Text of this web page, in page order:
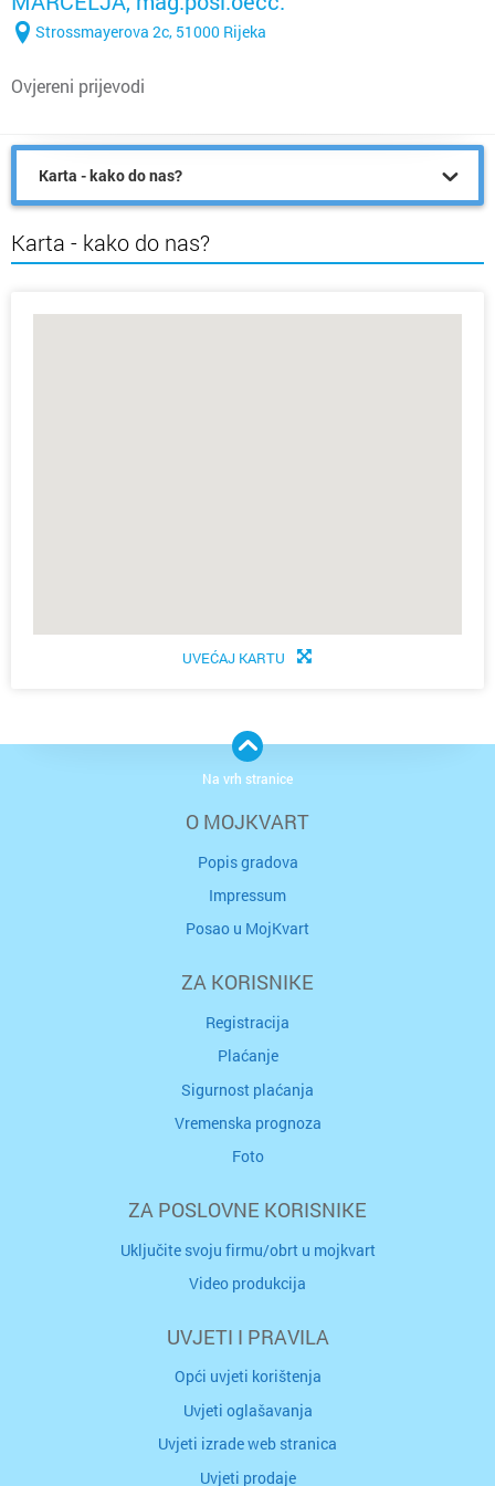
Strossmayerova 2c, 51000 Rijeka
Ovjereni prijevodi
Karta - kako do nas?
Karta - kako do nas?
UVEĆAJ KARTU
O MOJKVART
Popis gradova
Impressum
Posao u MojKvart
ZA KORISNIKE
Registracija
Plaćanje
Sigurnost plaćanja
Vremenska prognoza
Foto
ZA POSLOVNE KORISNIKE
Uključite svoju firmu/obrt u mojkvart
Video produkcija
UVJETI I PRAVILA
Opći uvjeti korištenja
Uvjeti oglašavanja
Uvjeti izrade web stranica
Uvjeti prodaje
Na vrh stranice